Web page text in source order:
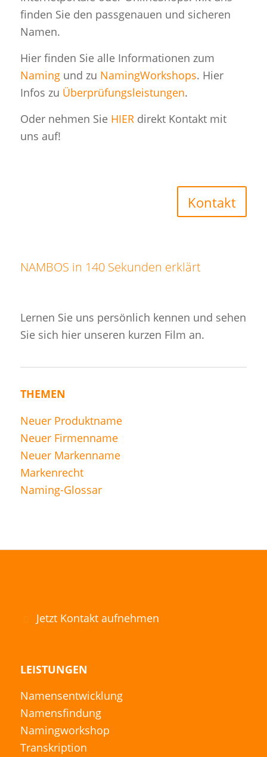
finden Sie den passgenauen und sicheren
Namen.
Hier finden Sie alle Informationen zum
Namingund zu NamingWorkshops. Hier
Infos zu Überprüfungsleistungen.
Oder nehmen Sie HIERdirekt Kontakt mit
uns auf!
Kontakt
NAMBOS in 140 Sekunden erklärt
Lernen Sie uns persönlich kennen und sehen
Sie sich hier unseren kurzen Film an.
THEMEN
Neuer Produktname
Neuer Firmenname
Neuer Markenname
Markenrecht
Naming-Glossar
Jetzt Kontakt aufnehmen
LEISTUNGEN
Namensentwicklung
Namensfindung
Namingworkshop
Transkription